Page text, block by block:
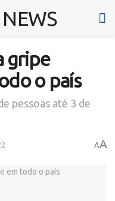
gripe
o país
pessoas até 3 de
AA